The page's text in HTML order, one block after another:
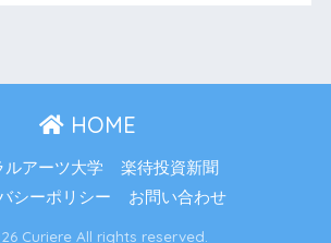
HOME
ルアーツ大学
楽待投資新聞
シーポリシー
お問い合わせ
Curiere All rights reserved.